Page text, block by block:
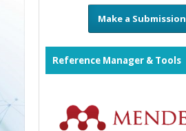
Make a Submission
Reference Manager & Tools